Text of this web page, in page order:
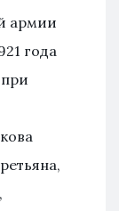
армии
года